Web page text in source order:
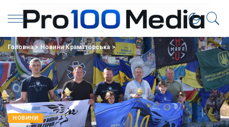
Головна>Новини Краматорська>
НОВИНИ